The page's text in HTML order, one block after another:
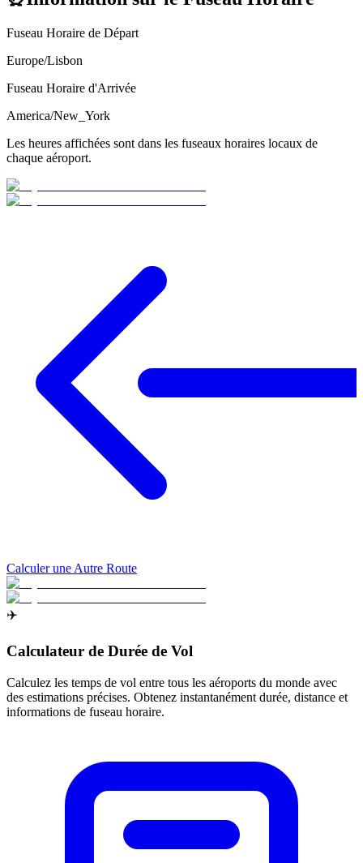
Fuseau Horaire de Départ
Europe/Lisbon
Fuseau Horaire d'Arrivée
America/New_York
Les heures affichées sont dans les fuseaux horaires locaux de
chaque aéroport.
Calculer une Autre Route
✈️
Calculateur de Durée de Vol
Calculez les temps de vol entre tous les aéroports du monde avec
des estimations précises. Obtenez instantanément durée, distance et
informations de fuseau horaire.